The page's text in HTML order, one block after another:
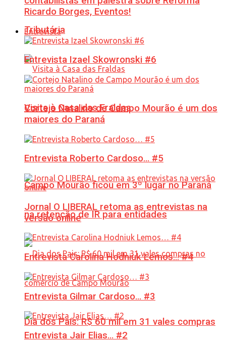
Tributária
Visita à Casa das Fraldas
Campo Mourão ficou em 3º lugar no Paraná
na retenção de IR para entidades
Dia dos Pais: R$ 60 mil em 31 vales compras
Ricardo Borges, Eventos!
Entrevista
Entrevista Izael Skowronski #6
Cortejo Natalino de Campo Mourão é um dos
maiores do Paraná
Entrevista Roberto Cardoso… #5
Jornal O LIBERAL retoma as entrevistas na
versão online
Entrevista Carolina Hodniuk Lemos… #4
Entrevista Gilmar Cardoso… #3
Entrevista Jair Elias… #2